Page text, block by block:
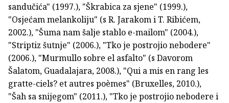
sandučića" (1997.), "Škrabica za sjene" (1999.),
"Osjećam melankoliju" (s R. Jarakom i T. Ribićem,
2002.), "Šuma nam šalje stablo e-mailom" (2004.),
"Striptiz šutnje" (2006.), "Tko je postrojio nebodere"
(2006.), "Murmullo sobre el asfalto" (s Davorom
Šalatom, Guadalajara, 2008.), "Qui a mis en rang les
gratte-ciels? et autres poèmes" (Bruxelles, 2010.),
"Šah sa snijegom" (2011.), "Tko je postrojio nebodere i